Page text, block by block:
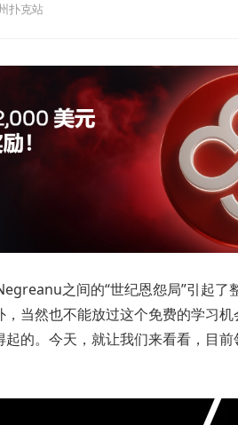
扑克站
之间的“世纪恩怨局”引起了
当然也不能放过这个免费的学习
的。今天，就让我们来看看，目